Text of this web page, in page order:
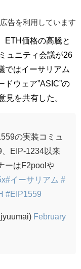
告を利用しています
ETH価格の高騰と
ュニティ会議が26
ではイーサリアム
ウェア”ASIC”の
見を共有した。
の実装コミュ
EIP-1234以来
ーはF2poolや
#イーサリアム #
#EIP1559
February